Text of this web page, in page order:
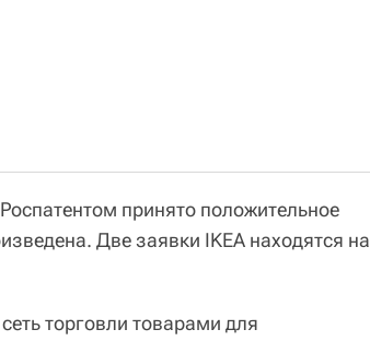
принято положительное
Две заявки IKEA находятся на
торговли товарами для